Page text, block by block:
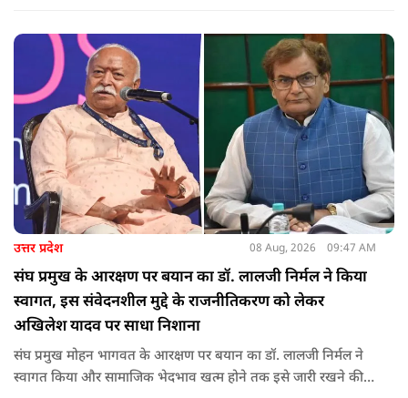
उत्तर प्रदेश 08 Aug, 2026 09:47 AM
संघ प्रमुख के आरक्षण पर बयान का डॉ. लालजी निर्मल ने किया
स्वागत, इस संवेदनशील मुद्दे के राजनीतिकरण को लेकर
अखिलेश यादव पर साधा निशाना
संघ प्रमुख मोहन भागवत के आरक्षण पर बयान का डॉ. लालजी निर्मल ने
स्वागत किया और सामाजिक भेदभाव खत्म होने तक इसे जारी रखने की